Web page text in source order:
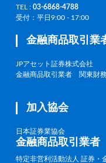
TEL : 03-6868-4788
受付：平日9:00 - 17:00
金融商品取引業
JPアセット証券株式会社
金融商品取引業者 関東財
加入協会
日本証券業協会
金融商品取引業者
特定非営利活動法人 証券・